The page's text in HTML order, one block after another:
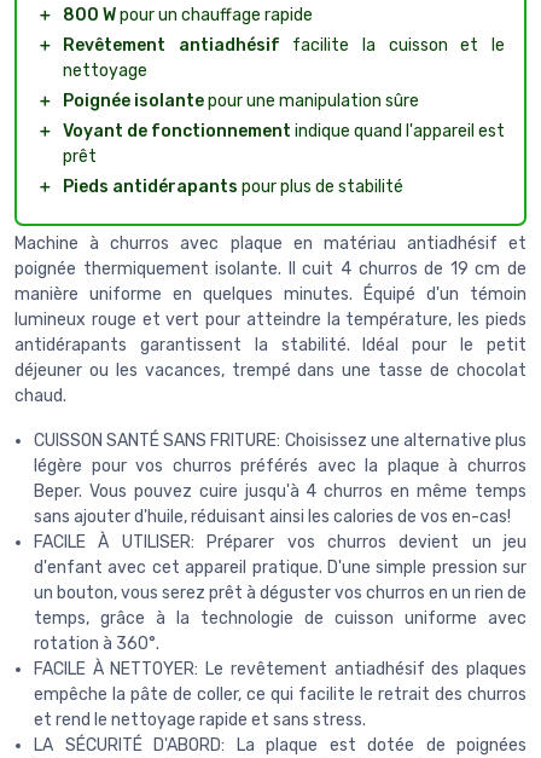
＋ 800 Wpour un chauffage rapide
＋
Revêtement antiadhésif facilite la cuisson et le
nettoyage
＋
Poignée isolantepour une manipulation sûre
＋ Voyant de fonctionnement indique quand l'appareil est
prêt
＋
Pieds antidérapants pour plus de stabilité
Machine à churros avec plaque en matériau antiadhésif et
poignée thermiquement isolante. Il cuit 4 churros de 19 cm de
manière uniforme en quelques minutes. Équipé d'un témoin
lumineux rouge et vert pour atteindre la température, les pieds
antidérapants garantissent la stabilité. Idéal pour le petit
déjeuner ou les vacances, trempé dans une tasse de chocolat
chaud.
CUISSON SANTÉ SANS FRITURE: Choisissez une alternative plus
légère pour vos churros préférés avec la plaque à churros
Beper. Vous pouvez cuire jusqu'à 4 churros en même temps
sans ajouter d'huile, réduisant ainsi les calories de vos en-cas!
FACILE À UTILISER: Préparer vos churros devient un jeu
d'enfant avec cet appareil pratique. D'une simple pression sur
un bouton, vous serez prêt à déguster vos churros en un rien de
temps, grâce à la technologie de cuisson uniforme avec
rotation à 360°.
FACILE À NETTOYER: Le revêtement antiadhésif des plaques
empêche la pâte de coller, ce qui facilite le retrait des churros
et rend le nettoyage rapide et sans stress.
LA SÉCURITÉ D'ABORD: La plaque est dotée de poignées